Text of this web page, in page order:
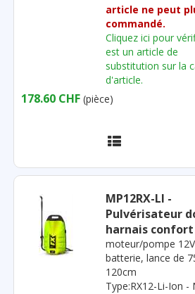
article ne peut
commandé.
Cliquez ici pour
est un article de
substitution sur la
d'article.
178.60 CHF (pièce)
MP12RX-LI -
Pulvérisateur
harnais confort
moteur/pompe
batterie, lance de
120cm
Type:RX12-Li-Ion -